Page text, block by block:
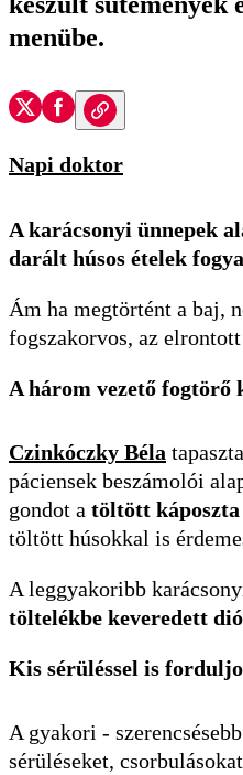
menübe.
Napi doktor
A karácsonyi ünnepek
darált húsos ételek
Ám ha megtörtént a baj,
fogszakorvos, az
A három vezető fogtörő
Czinkóczky Béla
páciensek beszámolói
gondot a töltött káposzta
töltött húsokkal is
A leggyakoribb
töltelékbe keveredett
Kis sérüléssel is
A gyakori -
sérüléseket,